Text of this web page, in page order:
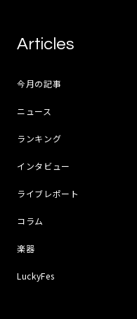
Articles
今月の記事
ニュース
ランキング
インタビュー
ライブレポート
コラム
楽器
LuckyFes